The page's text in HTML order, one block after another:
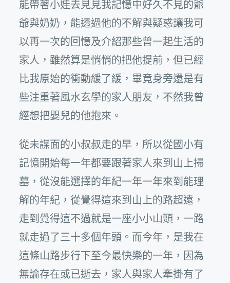
能帶著小娃去見見我記憶中好久不見的爺
爺與奶奶，能透過他的不解與疑惑讓我可
以再一次的回憶及介紹那些曾一起生活的
家人，雖然算是悄悄的把他提前，但已經
比我原始的衝動緩了緩，畢竟身旁還是有
些注重著風水玄學的家人朋友，不然我曾
經想把嬰兒的他抱來。
從未謀面的小叔叔走的早，所以從國小有
記憶開始每一年都要跟著家人來到山上掃
墓，從沒能選擇的年紀一年一年來到能理
解的年紀，從覺得這來到山上的路超遠，
走到覺得這不過就是一座小小山頭，一路
就走過了三十多個年頭。而今年，是我在
這條山路步行下至今最快樂的一年，因為
無論存在或已逝去，家人與家人牽掛有了